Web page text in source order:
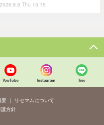
2026.8.6 Thu 15:15
YouTube Instagram line
要
リセマムについて
方針